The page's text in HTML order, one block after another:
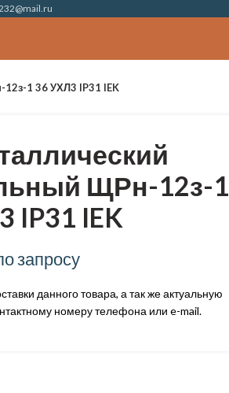
1 36 УХЛ3 IP31 IEK
ЩРн-12з-1
IP31 IEK
запросу
данного товара, а так же актуальную
номеру телефона или e-mail.